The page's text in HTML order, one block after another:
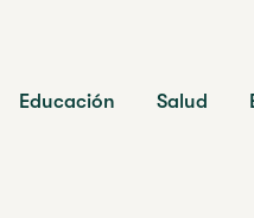
Educación Salud